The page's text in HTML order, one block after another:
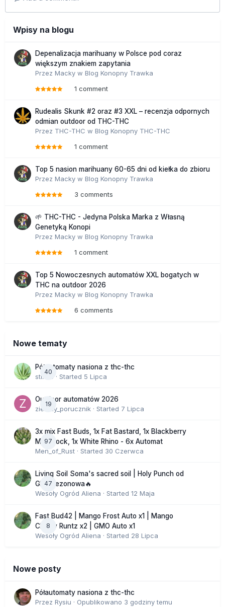
Wpisy na blogu
Depenalizacja marihuany w Polsce pod coraz
większym znakiem zapytania
Przez Macky w Blog Konopny Trawka
1 comment
Rudealis Skunk #2 oraz #3 XXL – recenzja odpornych
odmian outdoor od THC-THC
Przez THC-THC w Blog Konopny THC-THC
1 comment
Top 5 nasion marihuany 60-65 dni od kiełka do zbioru
Przez Macky w Blog Konopny Trawka
3 comments
🌱 THC-THC - Jedyna Polska Marka z Własną
Genetyką Konopi
Przez Macky w Blog Konopny Trawka
1 comment
Top 5 Nowoczesnych automatów XXL bogatych w
THC na outdoor 2026
Przez Macky w Blog Konopny Trawka
6 comments
Nowe tematy
40
Półautomaty nasiona z thc-thc
stix33 · Started 5 Lipca
19
Outdoor automatów 2026
zielony_porucznik · Started 7 Lipca
97
3x mix Fast Buds, 1x Fat Bastard, 1x Blackberry
Moonrock, 1x White Rhino - 6x Automat
Men_of_Rust · Started 30 Czerwca
47
Living Soil Soma's sacred soil | Holy Punch od
GHS sezonowa🔥
Wesoły Ogród Aliena · Started 12 Maja
8
Fast Bud42 | Mango Frost Auto x1 | Mango
Cherry Runtz x2 | GMO Auto x1
Wesoły Ogród Aliena · Started 28 Lipca
Nowe posty
Półautomaty nasiona z thc-thc
Przez Rysiu · Opublikowano 3 godziny temu